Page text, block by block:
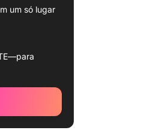
um só lugar